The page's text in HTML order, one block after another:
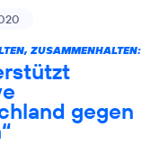
ZUSAMMENHALTEN:
gegen